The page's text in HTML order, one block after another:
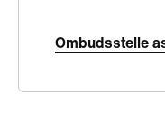
Ombudsstelle